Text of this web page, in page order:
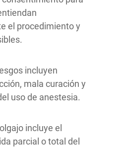
el procedimiento y
incluyen
mala curación y
uso de anestesia.
incluye el
parcial o total del